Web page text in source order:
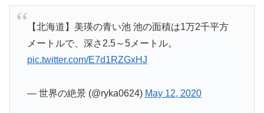
【北海道】美瑛の青い池 池の面積は1万2千平方
メートルで、深さ2.5～5メートル。
pic.twitter.com/E7d1RZGxHJ
— 世界の絶景 (@ryka0624) May 12, 2020